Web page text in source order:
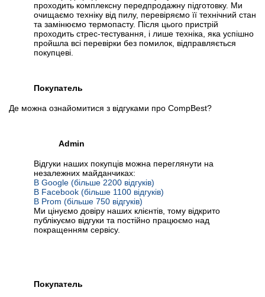
проходить комплексну передпродажну підготовку. Ми
очищаємо техніку від пилу, перевіряємо її технічний стан
та замінюємо термопасту. Після цього пристрій
проходить стрес-тестування, і лише техніка, яка успішно
пройшла всі перевірки без помилок, відправляється
покупцеві.
Покупатель
Де можна ознайомитися з відгуками про CompBest?
Admin
Відгуки наших покупців можна переглянути на
незалежних майданчиках:
В Google (більше 2200 відгуків)
В Facebook (більше 1100 відгуків)
В Prom (більше 750 відгуків)
Ми цінуємо довіру наших клієнтів, тому відкрито
публікуємо відгуки та постійно працюємо над
покращенням сервісу.
Покупатель